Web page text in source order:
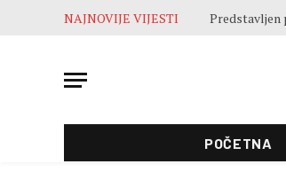
NAJNOVIJE VIJESTI
POČETNA